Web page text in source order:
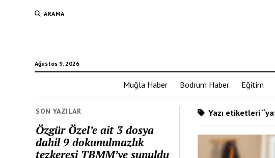
ARAMA
Ağustos 9, 2026
Muğla Haber Bodrum Haber Eğitim
SON YAZILAR
Özgür Özel’e ait 3 dosya
dahil 9 dokunulmazlık
tezkeresi TBMM’ye sunuldu
Yazı etiketleri